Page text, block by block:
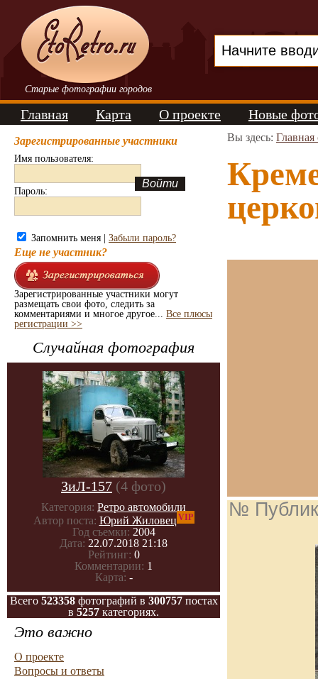
Старые фотографии городов
Главная Карта О проекте Новые
Зарегистрированные участники
Имя пользователя:
Пароль:
Запомнить меня | Забыли пароль?
Еще не участник?
Зарегистрированные участники могут
размещать свои фото, следить за
комментариями и многое другое... Все плюсы
регистрации >>
Случайная фотография
ЗиЛ-157 (4 фото)
Категория: Ретро автомобили
Автор поста: Юрий Жиловец VIP
Год съемки: 2004
Дата: 22.07.2018 21:18
Рейтинг: 0
Комментарии: 1
Карта: -
Всего 523358фотографий в 300757постах
в 5257 категориях.
Это важно
О проекте
Вопросы и ответы
Вы здесь: Главная
№